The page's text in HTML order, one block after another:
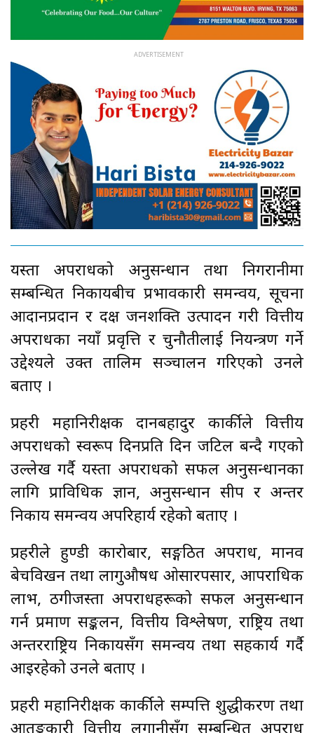
यस्ता अपराधको अनुसन्धान तथा निगरानीमा
सम्बन्धित निकायबीच प्रभावकारी समन्वय, सूचना
आदानप्रदान र दक्ष जनशक्ति उत्पादन गरी वित्तीय
अपराधका नयाँ प्रवृत्ति र चुनौतीलाई नियन्त्रण गर्ने
उद्देश्यले उक्त तालिम सञ्चालन गरिएको उनले
बताए ।
प्रहरी महानिरीक्षक दानबहादुर कार्कीले वित्तीय
अपराधको स्वरूप दिनप्रति दिन जटिल बन्दै गएको
उल्लेख गर्दै यस्ता अपराधको सफल अनुसन्धानका
लागि प्राविधिक ज्ञान, अनुसन्धान सीप र अन्तर
निकाय समन्वय अपरिहार्य रहेको बताए ।
प्रहरीले हुण्डी कारोबार, सङ्गठित अपराध, मानव
बेचविखन तथा लागुऔषध ओसारपसार, आपराधिक
लाभ, ठगीजस्ता अपराधहरूको सफल अनुसन्धान
गर्न प्रमाण सङ्कलन, वित्तीय विश्लेषण, राष्ट्रिय तथा
अन्तरराष्ट्रिय निकायसँग समन्वय तथा सहकार्य गर्दै
आइरहेको उनले बताए ।
प्रहरी महानिरीक्षक कार्कीले सम्पत्ति शुद्धीकरण तथा